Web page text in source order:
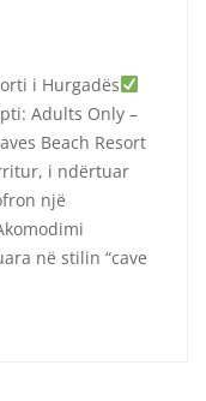
i Hurgadës
Adults Only –
Beach Resort
i ndërtuar
një
në stilin “cave